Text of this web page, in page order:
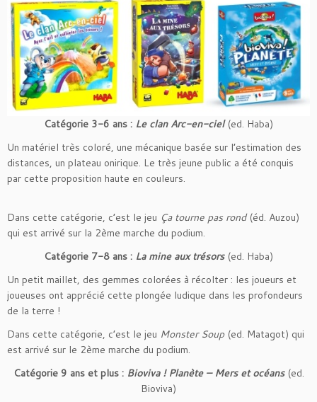
Catégorie 3-6 ans : Le clan Arc-en-ciel(ed. Haba)
Un matériel très coloré, une mécanique basée sur l’estimation des
distances, un plateau onirique. Le très jeune public a été conquis
par cette proposition haute en couleurs.
Dans cette catégorie, c’est le jeu Ça tourne pas rond(éd. Auzou)
qui est arrivé sur la 2ème marche du podium.
Catégorie 7-8 ans : La mine aux trésors(ed. Haba)
Un petit maillet, des gemmes colorées à récolter : les joueurs et
joueuses ont apprécié cette plongée ludique dans les profondeurs
de la terre !
Dans cette catégorie, c’est le jeu Monster Soup(ed. Matagot) qui
est arrivé sur le 2ème marche du podium.
Catégorie 9 ans et plus : Bioviva ! Planète – Mers et océans(ed.
Bioviva)